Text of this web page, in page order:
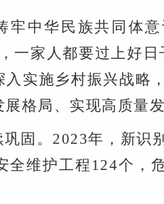
牢中华民族共同体
一家人都要过上好
入实施乡村振兴战略
格局、实现高质量
固。 2023年，新识
全维护工程124个，